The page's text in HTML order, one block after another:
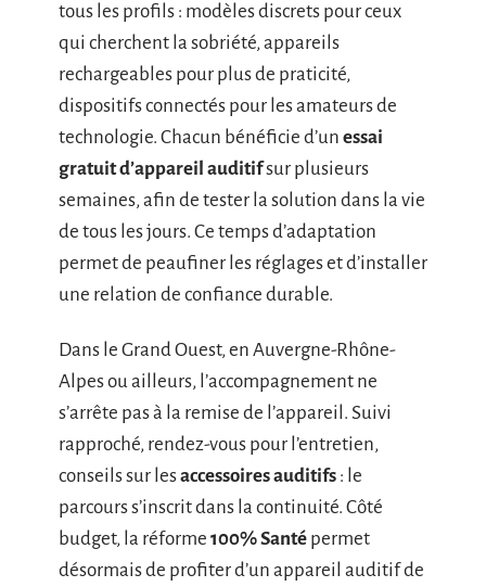
tous les profils : modèles discrets pour ceux
qui cherchent la sobriété, appareils
rechargeables pour plus de praticité,
dispositifs connectés pour les amateurs de
technologie. Chacun bénéficie d’un essai
gratuit d’appareil auditifsur plusieurs
semaines, afin de tester la solution dans la vie
de tous les jours. Ce temps d’adaptation
permet de peaufiner les réglages et d’installer
une relation de confiance durable.
Dans le Grand Ouest, en Auvergne-Rhône-
Alpes ou ailleurs, l’accompagnement ne
s’arrête pas à la remise de l’appareil. Suivi
rapproché, rendez-vous pour l’entretien,
conseils sur lesaccessoires auditifs : le
parcours s’inscrit dans la continuité. Côté
budget, la réforme 100% Santé permet
désormais de profiter d’un appareil auditif de